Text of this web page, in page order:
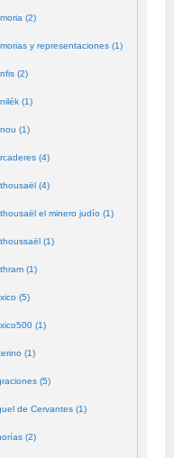
(2)
y representaciones (1)
(2)
(1)
(1)
(4)
(4)
el minero judío (1)
(1)
(1)
(5)
(1)
(1)
(5)
de Cervantes (1)
(2)